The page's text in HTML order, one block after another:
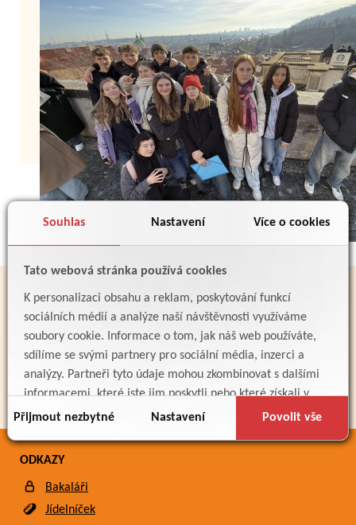
Souhlas Nastavení Více o cookies
Tato webová stránka používá cookies
K personalizaci obsahu a reklam, poskytování funkcí
sociálních médií a analýze naší návštěvnosti využíváme
soubory cookie. Informace o tom, jak náš web používáte,
sdílíme se svými partnery pro sociální média, inzerci a
analýzy. Partneři tyto údaje mohou zkombinovat s dalšími
informacemi, které jste jim poskytli nebo které získali v
důsledku toho, že používáte jejich služby.
Přijmout nezbytné Nastavení Povolit vše
Zpět
PARTNEŘI
ODKAZY
Bakaláři
Jídelníček